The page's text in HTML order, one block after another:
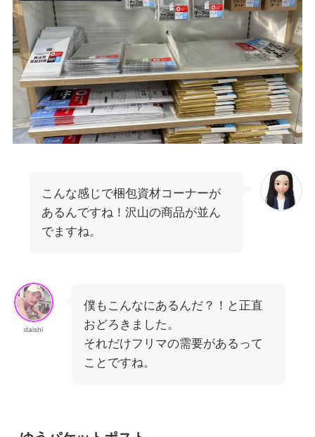
こんな感じで梱包資材コーナーが
あるんですね！沢山の商品が並ん
でますね。
daishi
僕もこんなにあるんだ？！と正直
おどろきました。
それだけフリマの需要があるって
ことですね。